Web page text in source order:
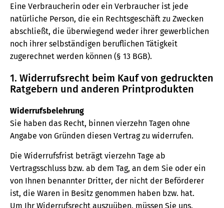
Eine Verbraucherin oder ein Verbraucher ist jede
natürliche Person, die ein Rechtsgeschäft zu Zwecken
abschließt, die überwiegend weder ihrer gewerblichen
noch ihrer selbständigen beruflichen Tätigkeit
zugerechnet werden können (§ 13 BGB).
1. Widerrufsrecht beim Kauf von gedruckten
Ratgebern und anderen Printprodukten
Widerrufsbelehrung
Sie haben das Recht, binnen vierzehn Tagen ohne
Angabe von Gründen diesen Vertrag zu widerrufen.
Die Widerrufsfrist beträgt vierzehn Tage ab
Vertragsschluss bzw. ab dem Tag, an dem Sie oder ein
von Ihnen benannter Dritter, der nicht der Beförderer
ist, die Waren in Besitz genommen haben bzw. hat.
Um Ihr Widerrufsrecht auszuüben, müssen Sie uns,